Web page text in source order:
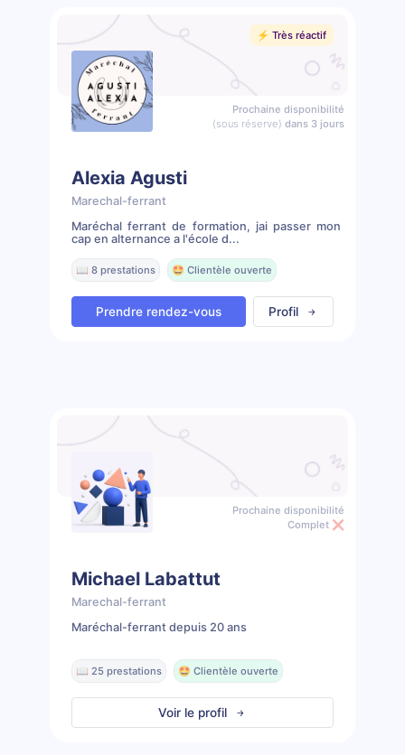
⚡️ Très réactif
Prochaine disponibilité
(sous réserve) dans 3 jours
Alexia Agusti
Marechal-ferrant
Maréchal ferrant de formation, jai passer mon
cap en alternance a l'école d...
📖 8 prestations 🤩 Clientèle ouverte
Prendre rendez-vous Profil
Prochaine disponibilité
Complet ❌
Michael Labattut
Marechal-ferrant
Maréchal-ferrant depuis 20 ans
📖 25 prestations 🤩 Clientèle ouverte
Voir le profil